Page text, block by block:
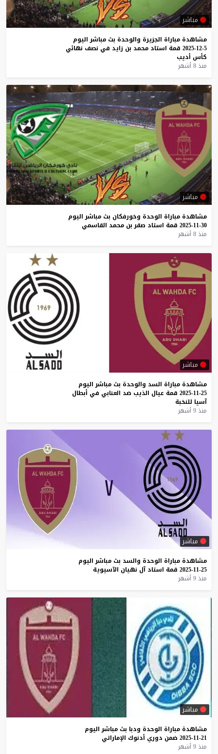
مباشر
مشاهدة مباراة الجزيرة والوحدة بث مباشر اليوم
5-12-2025
قمة استاد محمد بن زايد في نصف نهائي
كأس أديب
منذ 8 أشهر
مباشر
مشاهدة مباراة الوحدة وخورفكان بث مباشر اليوم
30-11-2025
قمة استاد صقر بن محمد القاسمي
منذ 8 أشهر
مباشر
مشاهدة مباراة السد والوحدة بث مباشر اليوم
25-11-2025
قمة عيال الذيب ضد العنابي في أبطال
آسيا للنخبة
منذ 9 أشهر
مباشر
مشاهدة مباراة الوحدة والسد بث مباشر اليوم
25-11-2025
قمة استاد آل نهيان الآسيوية
منذ 9 أشهر
مباشر
مشاهدة مباراة الوحدة ودبا بث مباشر اليوم
21-11-2025
ضمن دوري أدنوك الإماراتي
منذ 9 أشهر